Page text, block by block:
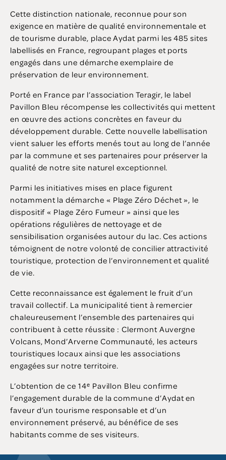
Cette distinction nationale, reconnue pour son
exigence en matière de qualité environnementale et
de tourisme durable, place Aydat parmi les 485 sites
labellisés en France, regroupant plages et ports
engagés dans une démarche exemplaire de
préservation de leur environnement.
Porté en France par l’association Teragir, le label
Pavillon Bleu récompense les collectivités qui mettent
en œuvre des actions concrètes en faveur du
développement durable. Cette nouvelle labellisation
vient saluer les efforts menés tout au long de l’année
par la commune et ses partenaires pour préserver la
qualité de notre site naturel exceptionnel.
Parmi les initiatives mises en place figurent
notamment la démarche « Plage Zéro Déchet », le
dispositif « Plage Zéro Fumeur » ainsi que les
opérations régulières de nettoyage et de
sensibilisation organisées autour du lac. Ces actions
témoignent de notre volonté de concilier attractivité
touristique, protection de l’environnement et qualité
de vie.
Cette reconnaissance est également le fruit d’un
travail collectif. La municipalité tient à remercier
chaleureusement l’ensemble des partenaires qui
contribuent à cette réussite : Clermont Auvergne
Volcans, Mond’Arverne Communauté, les acteurs
touristiques locaux ainsi que les associations
engagées sur notre territoire.
L’obtention de ce 14ᵉ Pavillon Bleu confirme
l’engagement durable de la commune d’Aydat en
faveur d’un tourisme responsable et d’un
environnement préservé, au bénéfice de ses
habitants comme de ses visiteurs.